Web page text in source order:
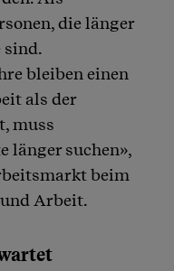
die länger
sind.
bleiben einen
als der
muss
länger suchen»,
beim
Arbeit.